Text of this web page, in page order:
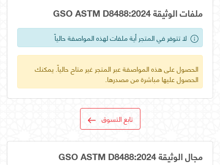
ملفات الوثيقة GSO ASTM D8488:2024
لا تتوفر في المتجر أية ملفات لهذه المواصفة حالياً
الحصول على هذه المواصفة عبر المتجر غير متاح حالياً. يمكنك
الحصول عليها مباشرة من مصدرها.
تابع التسوق
مجال الوثيقة GSO ASTM D8488:2024